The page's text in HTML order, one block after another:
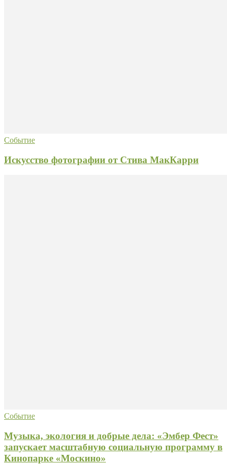
Событие
Искусство фотографии от Стива МакКарри
Событие
Музыка, экология и добрые дела: «Эмбер Фест»
запускает масштабную социальную программу в
Кинопарке «Москино»